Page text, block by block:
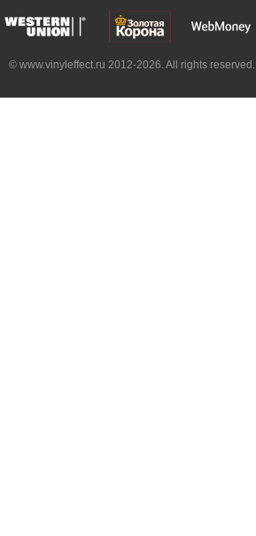
© www.vinyleffect.ru 2012-2026. All rights reserved.